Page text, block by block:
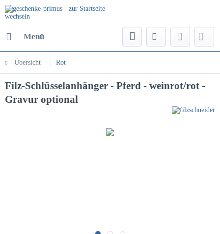
Menü
Übersicht Rot
Filz-Schlüsselanhänger - Pferd - weinrot/rot -
Gravur optional